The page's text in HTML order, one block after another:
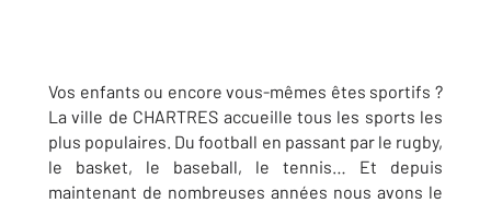
Vos enfants ou encore vous-mêmes êtes sportifs ?
La ville de CHARTRES accueille tous les sports les
plus populaires. Du football en passant par le rugby,
le basket, le baseball, le tennis… Et depuis
maintenant de nombreuses années nous avons le